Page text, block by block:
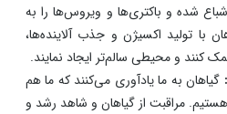
شده و باکتری‌ها و ویروس‌ها را به
با تولید اکسیژن و جذب آلاینده‌ها،
کنند و محیطی سالم‌تر ایجاد نمایند.
به ما یادآوری می‌کنند که ما هم
مراقبت از گیاهان و شاهد رشد و